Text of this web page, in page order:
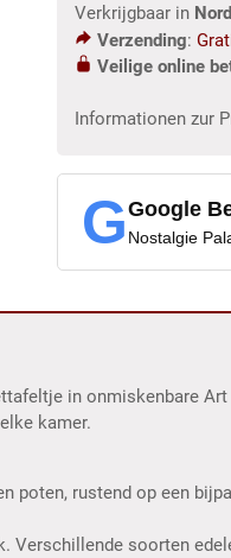
Verkrijgbaar in
Verzending:
Veilige online
Informationen zur
GGoogle
Nostalgie
in onmiskenbare
kamer.
rustend op een
soorten